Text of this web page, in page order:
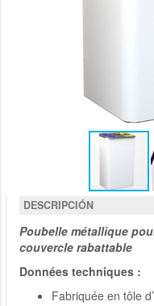
DESCRIPCIÓN
Poubelle métallique
couvercle rabattable
Données techniques :
Fabriquée en tôle